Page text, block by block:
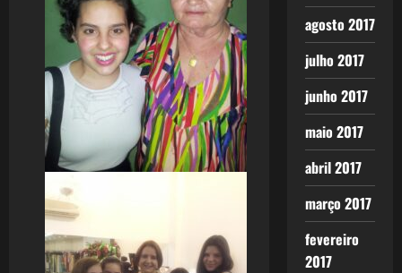
agosto 2017
julho 2017
junho 2017
maio 2017
abril 2017
março 2017
fevereiro
2017